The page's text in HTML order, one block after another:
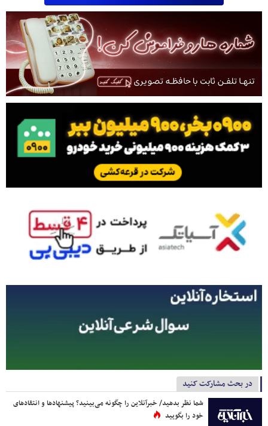
در بحث مشارکت کنید
شما نظر بدهید/ خبرآنلاین را چگونه می‌بینید؟ پیشنهادها و انتقادهای
خود را بگویید